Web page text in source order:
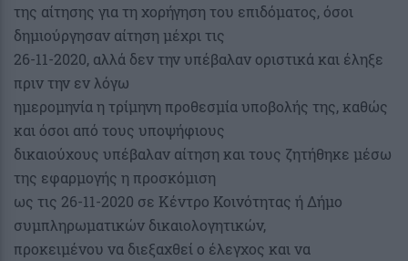
της αίτησης για τη χορήγηση του επιδόματος, όσοι
δημιούργησαν αίτηση μέχρι τις
26-11-2020, αλλά δεν την υπέβαλαν οριστικά και έληξε
πριν την εν λόγω
ημερομηνία η τρίμηνη προθεσμία υποβολής της, καθώς
και όσοι από τους υποψήφιους
δικαιούχους υπέβαλαν αίτηση και τους ζητήθηκε μέσω
της εφαρμογής η προσκόμιση
ως τις 26-11-2020 σε Κέντρο Κοινότητας ή Δήμο
συμπληρωματικών δικαιολογητικών,
προκειμένου να διεξαχθεί ο έλεγχος και να